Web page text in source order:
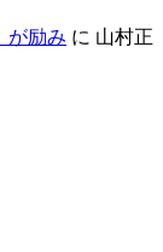
が励み に 山村正